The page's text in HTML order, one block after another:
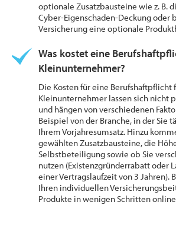
optionale Zusatzbausteine wie z. B.
Cyber-Eigenschaden-Deckung oder
Versicherung eine optionale
Was kostet eine
Kleinunternehmer?
Die Kosten für eine Berufshaftpflicht
Kleinunternehmer lassen sich nicht
und hängen von verschiedenen
Beispiel von der Branche, in der Sie
Ihrem Vorjahresumsatz. Hinzu
gewählten Zusatzbausteine, die
Selbstbeteiligung sowie ob Sie
nutzen (Existenzgründerrabatt oder
einer Vertragslaufzeit von 3 Jahren).
Ihren individuellen
Produkte in wenigen Schritten